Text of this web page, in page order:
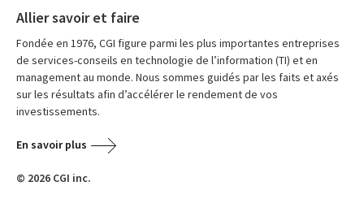
Allier savoir et faire
Fondée en 1976, CGI figure parmi les plus importantes entreprises
de services-conseils en technologie de l’information (TI) et en
management au monde. Nous sommes guidés par les faits et axés
sur les résultats afin d’accélérer le rendement de vos
investissements.
En savoir plus
© 2026 CGI inc.